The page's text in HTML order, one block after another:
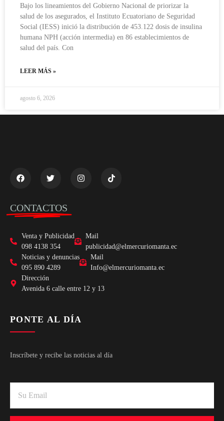
Bajo los lineamientos del Gobierno Nacional de priorizar la
salud de los asegurados, el Instituto Ecuatoriano de Seguridad
Social (IESS) inició la distribución de 453.122 dosis de insulina
humana NPH (acción intermedia) en 86 establecimientos de
salud del país. Con
LEER MÁS »
agosto 6, 2026
CONTACTOS
Venta y Publicidad
098 4138 354
Mail
publicidad@elmercuriomanta.ec
Noticias y denuncias
095 890 4289
Mail
Info@elmercuriomanta.ec
Dirección
Avenida 6 calle entre 12 y 13
PONTE AL DÍA
Inscríbete y recibe las noticias al día